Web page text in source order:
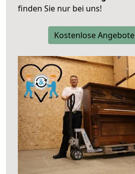
finden Sie nur bei uns!
Kostenlose